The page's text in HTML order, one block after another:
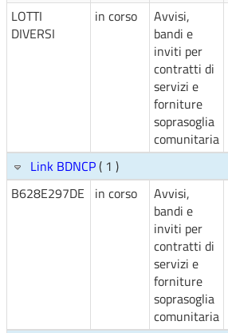
LOTTI
DIVERSI
in corso
Avvisi,
bandi e
inviti per
contratti di
servizi e
forniture
soprasoglia
comunitaria
Link BDNCP( 1 )
B628E297DE
in corso
Avvisi,
bandi e
inviti per
contratti di
servizi e
forniture
soprasoglia
comunitaria